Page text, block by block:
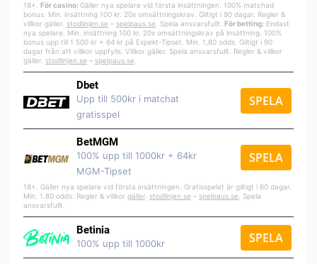
18+. För casino: Gäller nya spelare vid första insättningen. 100% matchad
bonus. Min. insättning 100 kr. 20x omsättningskrav. Giltigt i 90 dagar. Regler &
villkor gäller. stodlinjen.se – spelpaus.se . Spela ansvarsfullt. För betting: Endast
nya spelare. Min. insättning 100 kr. 20x omsättningskrav på insättning. 100%
bonus upp till 1 500 kr + 64 kr på Expekt-Tipset. Min. 1,80 odds. Giltigt i 90
dagar från att villkor uppfylls. Villkor gäller. Spela ansvarsfullt. Regler & villkor
gäller. stodlinjen.se – spelpaus.se
Dbet
Upp till 500kr i matchat
gratisspel
SPELA
BetMGM
100% upp till 1000kr + 64kr
MGM-Tipset
SPELA
18+. Gäller nya spelare vid första insättningen. Gratisspelet är giltigt i 60 dagar.
Min. 1.80 odds. Regler & villkor gäller stodlinjen.se – spelpaus.se . Spela
ansvarsfullt.
Betinia
100% upp till 1000kr SPELA